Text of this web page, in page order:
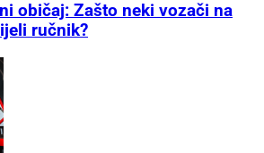
običaj: Zašto neki vozači na
ručnik?